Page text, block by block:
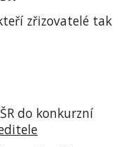
zřizovatelé tak
do konkurzní